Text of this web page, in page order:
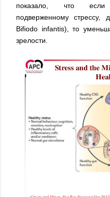
показало, что если
подверженному стрессу,
Bifiodo infantis), то
зрелости.